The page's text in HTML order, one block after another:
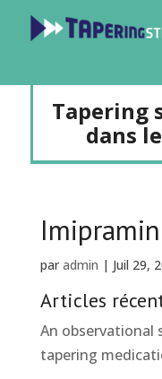
Tapering
dans
paradmin | Juil 29,
Articles
An observational
tapering